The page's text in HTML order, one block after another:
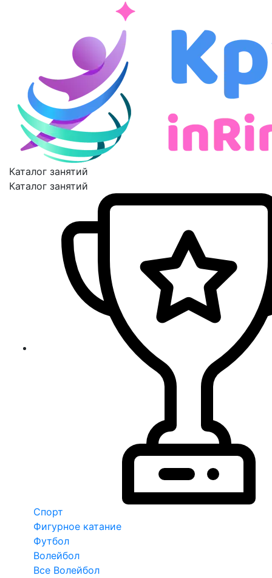
Каталог занятий
Каталог занятий
Спорт
Фигурное катание
Футбол
Волейбол
Все Волейбол